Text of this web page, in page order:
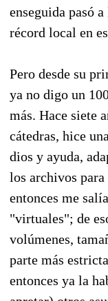
enseguida pasó
récord local en
Pero desde su
ya no digo un
más. Hace siete
cátedras, hice
dios y ayuda,
los archivos
entonces me
"virtuales"; de
volúmenes,
parte más
entonces ya la